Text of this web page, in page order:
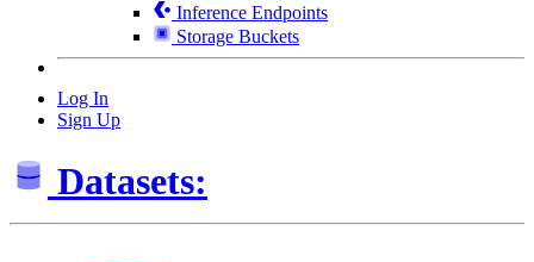
Inference Endpoints
Storage Buckets
Log In
Sign Up
Datasets: